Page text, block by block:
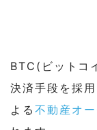
BTC(ビットコ
決済手段を採
よる 不動産オ